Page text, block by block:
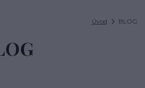
Úvod BLOG